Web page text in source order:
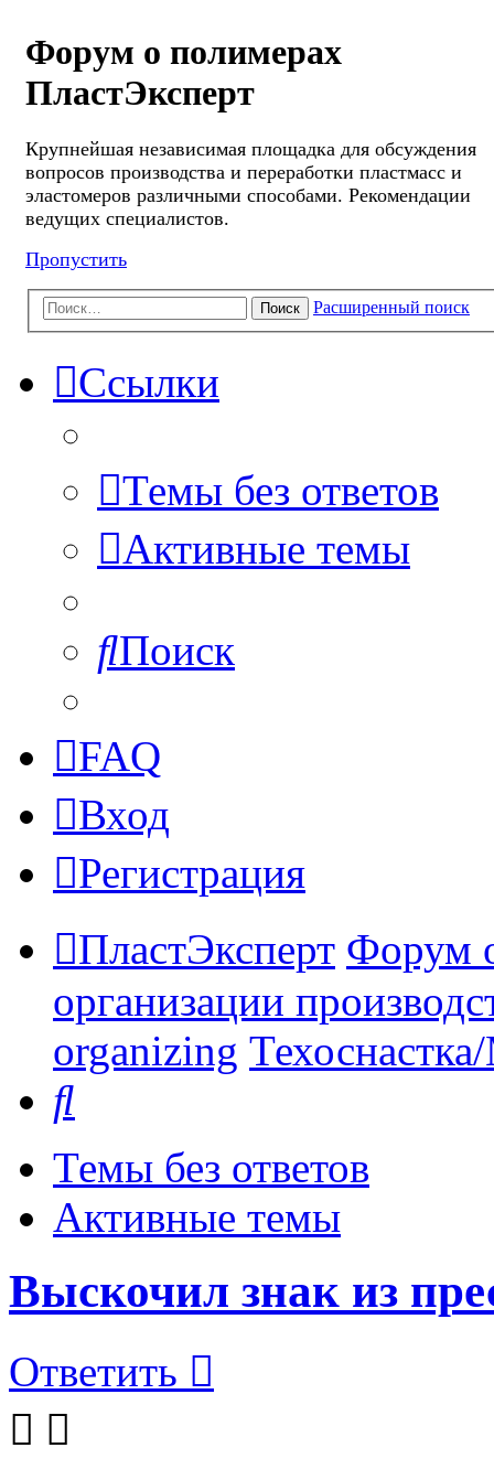
Форум о полимерах
ПластЭксперт
Крупнейшая независимая площадка для обсуждения
вопросов производства и переработки пластмасс и
эластомеров различными способами. Рекомендации
ведущих специалистов.
Пропустить
Поиск Расширенный поиск
Ссылки
Темы без ответов
Активные темы
Поиск
FAQ
Вход
Регистрация
ПластЭксперт Форум
организации
organizing
Темы без ответов
Активные темы
Выскочил знак из
Ответить